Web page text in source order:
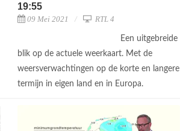
19:55
09 Mei 2021 RTL 4
Een uitgebreide
blik op de actuele weerkaart. Met de
weersverwachtingen op de korte en langere
termijn in eigen land en in Europa.